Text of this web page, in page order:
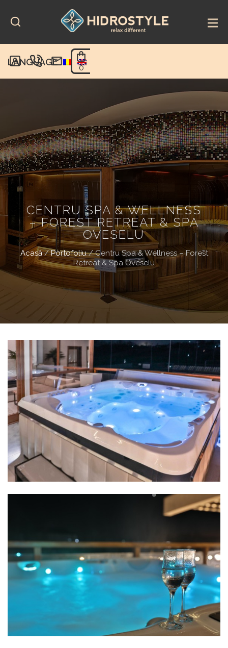
content
LANGUAGE
0
CENTRU SPA & WELLNESS
– FOREST RETREAT & SPA
OVESELU
Acasă/Portofoliu/Centru Spa & Wellness – Forest
Retreat & Spa Oveselu